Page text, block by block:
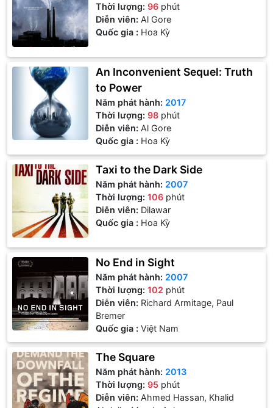
Thời lượng:96 phút
Diễn viên:Al Gore
Quốc gia : Hoa Kỳ
An Inconvenient Sequel: Truth
to Power
Năm phát hành: 2017
Thời lượng:98 phút
Diễn viên:Al Gore
Quốc gia : Hoa Kỳ
Taxi to the Dark Side
Năm phát hành: 2007
Thời lượng:106 phút
Diễn viên: Dilawar
Quốc gia : Hoa Kỳ
No End in Sight
Năm phát hành: 2007
Thời lượng:102 phút
Diễn viên: Richard Armitage, Paul
Bremer
Quốc gia : Việt Nam
The Square
Năm phát hành: 2013
Thời lượng:95 phút
Diễn viên:Ahmed Hassan, Khalid